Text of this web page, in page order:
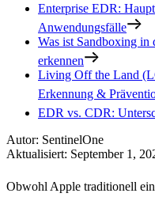
Enterprise EDR:
Anwendungsfälle
Was ist Sandboxing in
erkennen
Living Off the Land
Erkennung &
EDR vs. CDR:
Autor: SentinelOne
Aktualisiert: September 1,
Obwohl Apple traditionell